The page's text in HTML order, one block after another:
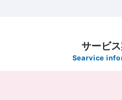
サービ
Searvice